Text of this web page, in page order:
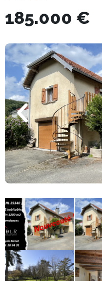
185.000 €